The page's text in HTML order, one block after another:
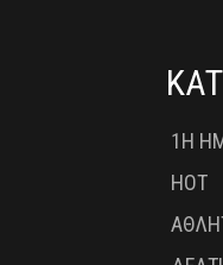
1Η
HOT